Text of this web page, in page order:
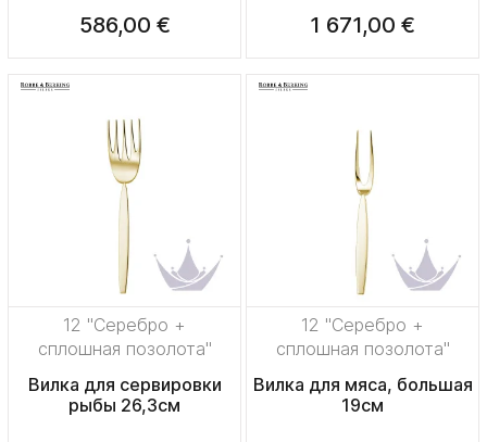
586,00 € 1 671,00 €
12 "Серебро +
сплошная позолота"
Вилка для сервировки
рыбы 26,3см
12 "Серебро +
сплошная позолота"
Вилка для мяса, большая
19см